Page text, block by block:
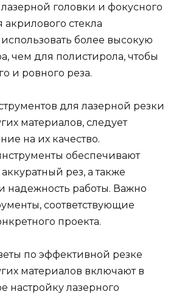
головки и фокусного
акрилового стекла
более высокую
чем для полистирола, чтобы
и ровного реза.
для лазерной резки
материалов, следует
на их качество.
обеспечивают
рез, а также
надежность работы. Важно
соответствующие
проекта.
по эффективной резке
материалов включают в
настройку лазерного